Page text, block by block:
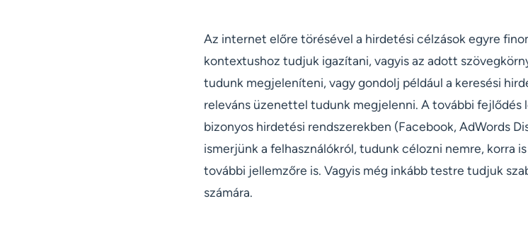
Az internet előre törésével a hirdetési célzások egyre
kontextushoz tudjuk igazítani, vagyis az adott
tudunk megjeleníteni, vagy gondolj például a keresési
releváns üzenettel tudunk megjelenni. A további
bizonyos hirdetési rendszerekben (Facebook, AdWords
ismerjünk a felhasználókról, tudunk célozni nemre, korra
további jellemzőre is. Vagyis még inkább testre tudjuk
számára.